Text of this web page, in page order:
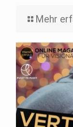
Mehr